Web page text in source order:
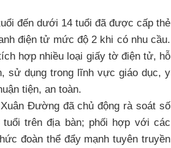
đến dưới 14 tuổi đã được cấp thẻ
điện tử mức độ 2 khi có nhu cầu.
hợp nhiều loại giấy tờ điện tử, hỗ
sử dụng trong lĩnh vực giáo dục, y
tiện, an toàn.
Đường đã chủ động rà soát số
trên địa bàn; phối hợp với các
đoàn thể đẩy mạnh tuyên truyền